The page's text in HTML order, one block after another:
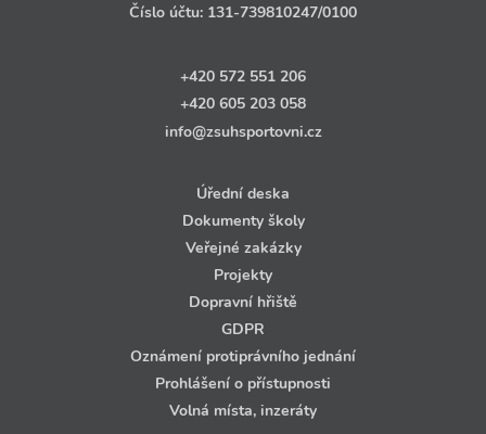
Číslo účtu: 131‑739810247/0100
+420 572 551 206
+420 605 203 058
info@zsuhsportovni.cz
Úřední deska
Dokumenty školy
Veřejné zakázky
Projekty
Dopravní hřiště
GDPR
Oznámení protiprávního jednání
Prohlášení o přístupnosti
Volná místa, inzeráty